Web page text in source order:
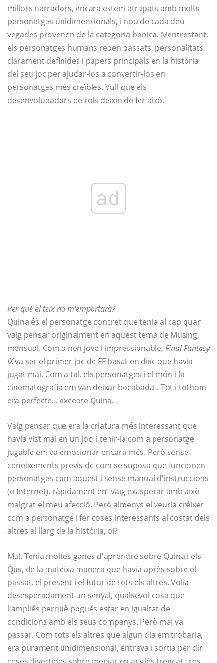
millors narradors, encara estem atrapats amb molts
personatges unidimensionals, i nou de cada deu
vegades provenen de la categoria bonica. Mentrestant,
els personatges humans reben passats, personalitats
clarament definides i papers principals en la història
del seu joc per ajudar-los a convertir-los en
personatges més creïbles. Vull que els
desenvolupadors de rols deixin de fer això.
ad
Per què el teix no m'emportarà?
Quina és el personatge concret que tenia al cap quan
vaig pensar originalment en aquest tema de Musing
mensual. Com a nen jove i impressionable, Final Fantasy
IXva ser el primer joc de FF basat en disc que havia
jugat mai. Com a tal, els personatges i el món i la
cinematografia em van deixar bocabadat. Tot i tothom
era perfecte... excepte Quina.
Vaig pensar que era la criatura més interessant que
havia vist mai en un joc, i tenir-la com a personatge
jugable em va emocionar encara més. Però sense
coneixements previs de com se suposa que funcionen
personatges com aquest i sense manual d'instruccions
(o Internet), ràpidament em vaig exasperar amb això
malgrat el meu afecció. Però almenys el veuria créixer
com a personatge i fer coses interessants al costat dels
altres al llarg de la història, oi?
Mal. Tenia moltes ganes d'aprendre sobre Quina i els
Qus, de la mateixa manera que havia après sobre el
passat, el present i el futur de tots els altres. Volia
desesperadament un senyal, qualsevol cosa que
l'ampliés perquè pogués estar en igualtat de
condicions amb els seus companys. Però mai va
passar. Com tots els altres que algun dia em trobaria,
era purament unidimensional, entrava i sortia per dir